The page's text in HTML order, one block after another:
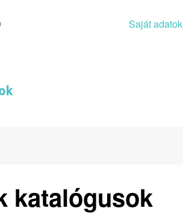
Saját adatok
katalógusok